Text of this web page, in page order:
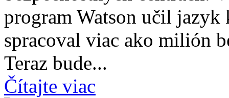
program Watson učil jazyk
spracoval viac ako milión
Teraz bude...
Čítajte viac